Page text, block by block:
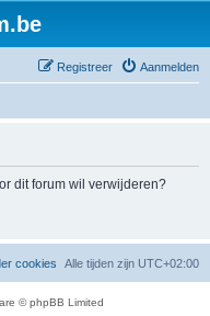
Aanmelden
Registreer
dit forum wil verwijderen?
Alle tijden zijn UTC+02:00
cookies
© phpBB Limited